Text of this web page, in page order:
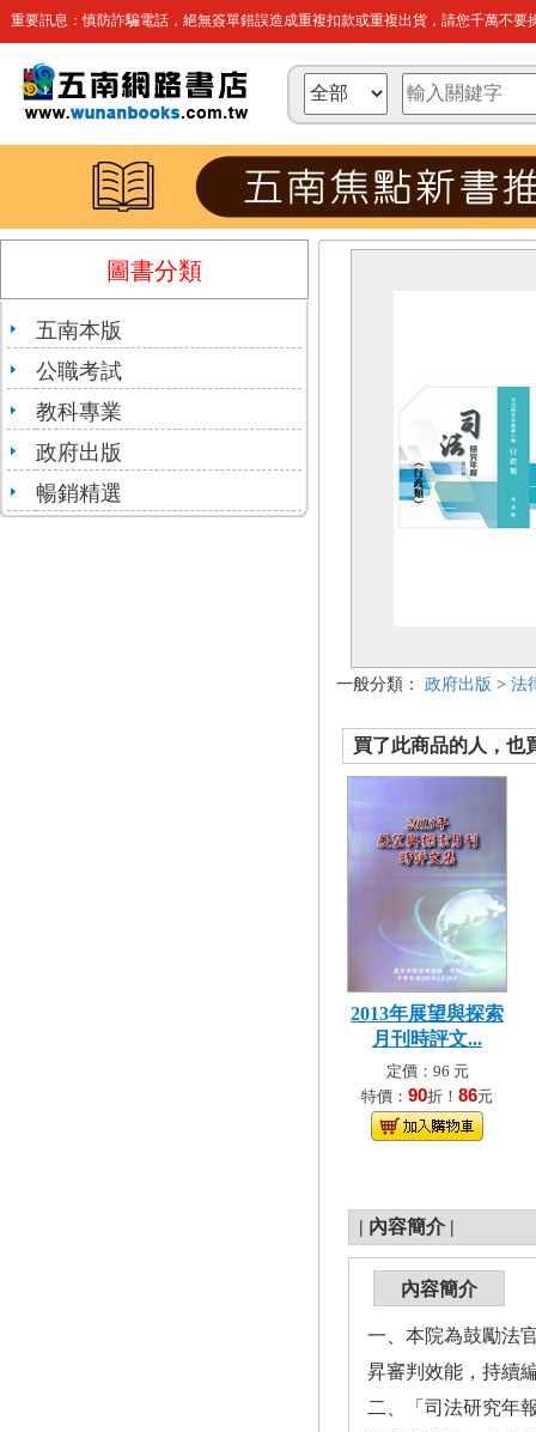
重要訊息：慎防詐騙電話，絕無簽單錯誤造成重複扣款或重複出貨，請您千萬不要
圖書分類
五南本版
公職考試
教科專業
政府出版
暢銷精選
一般分類： 政府出版 > 法
買了此商品的人，也
2013年展望與探索
月刊時評文...
定價：96 元
特價： 90折！ 86元
| 內容簡介 |
內容簡介
一、本院為鼓勵法
昇審判效能，持續
二、「司法研究年